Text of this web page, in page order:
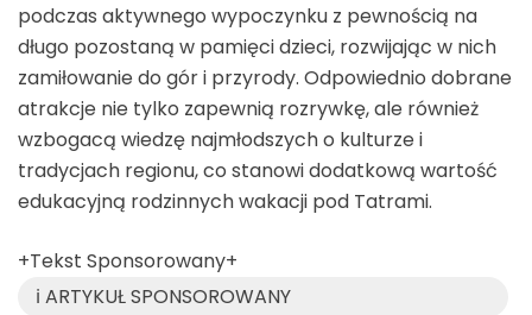
podczas aktywnego wypoczynku z pewnością na
długo pozostaną w pamięci dzieci, rozwijając w nich
zamiłowanie do gór i przyrody. Odpowiednio dobrane
atrakcje nie tylko zapewnią rozrywkę, ale również
wzbogacą wiedzę najmłodszych o kulturze i
tradycjach regionu, co stanowi dodatkową wartość
edukacyjną rodzinnych wakacji pod Tatrami.
+Tekst Sponsorowany+
ℹ️ ARTYKUŁ SPONSOROWANY